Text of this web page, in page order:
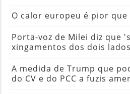
O calor europeu é pior que
Porta-voz de Milei diz que
xingamentos dos dois
A medida de Trump que
do CV e do PCC a fuzis